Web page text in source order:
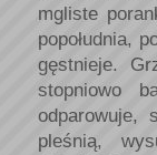
mgliste
popołudnia,
gęstnieje.
stopniowo
odparowuje,
pleśnią,